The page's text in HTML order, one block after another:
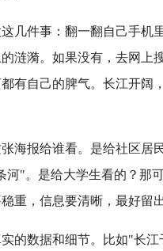
几件事：翻一翻自己手机
涟漪。如果没有，去网
有自己的脾气。长江开阔
海报给谁看。是给社区居
河"。是给大学生看的？那
重，信息要清晰，最好留
的数据和细节。比如"长